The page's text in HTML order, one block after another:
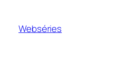
Webséries